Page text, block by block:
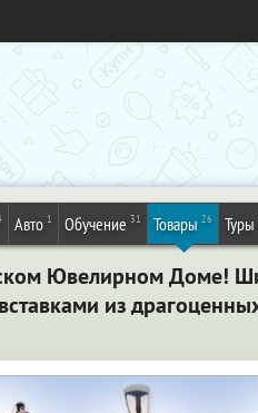
Авто 1 Обучение 31 Товары 26 Туры
Ювелирном Доме!
из